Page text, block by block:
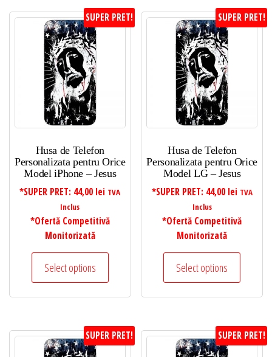
SUPER PRET!
Husa de Telefon
Personalizata pentru Orice
Model iPhone – Jesus
*SUPER PRET: 44,00 lei TVA
Inclus
*Ofertă Competitivă
Monitorizată
Select options
SUPER PRET!
Husa de Telefon
Personalizata pentru Orice
Model LG – Jesus
*SUPER PRET: 44,00 lei TVA
Inclus
*Ofertă Competitivă
Monitorizată
Select options
SUPER PRET! SUPER PRET!